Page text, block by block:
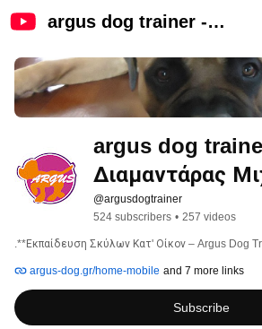
argus dog trainer -
argus dog
@argusdogtrainer
524 subscribers • 257 videos
.**Εκπαίδευση Σκύλων Κατ' Οίκον – Argus Dog
argus-dog.gr/home-mobile and 7 more links
Subscribe